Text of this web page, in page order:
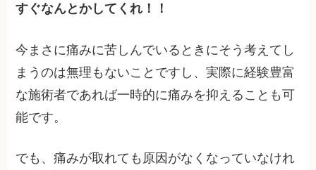
すぐなんとかしてくれ！！
今まさに痛みに苦しんでいるときにそう考えてし
まうのは無理もないことですし、実際に経験豊富
な施術者であれば一時的に痛みを抑えることも可
能です。
でも、痛みが取れても原因がなくなっていなけれ